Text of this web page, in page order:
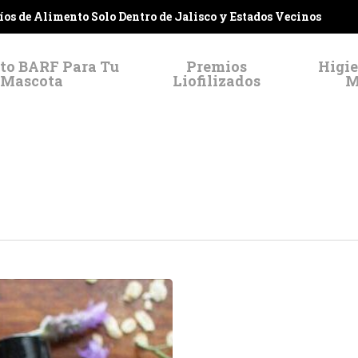
de Alimento Solo Dentro de Jalisco y Estados Vecinos
BARF Para Tu
Mascota
Premios
Liofilizados